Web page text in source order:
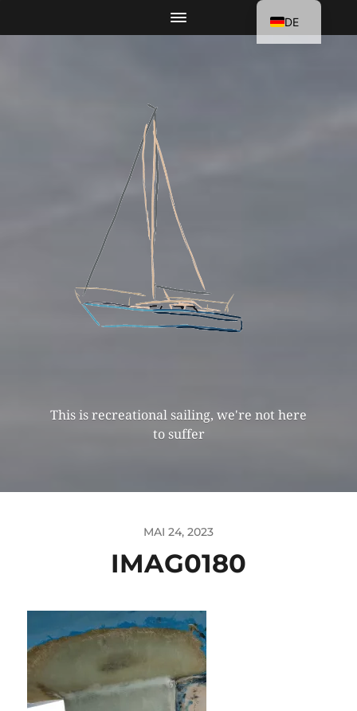
This is recreational sailing, we're not here
to suffer
MAI 24, 2023
IMAG0180
DE
EN